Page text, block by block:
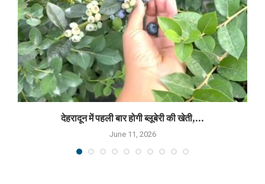
देहरादून में पहली बार होगी ब्लूबेरी की खेती,...
June 11, 2026